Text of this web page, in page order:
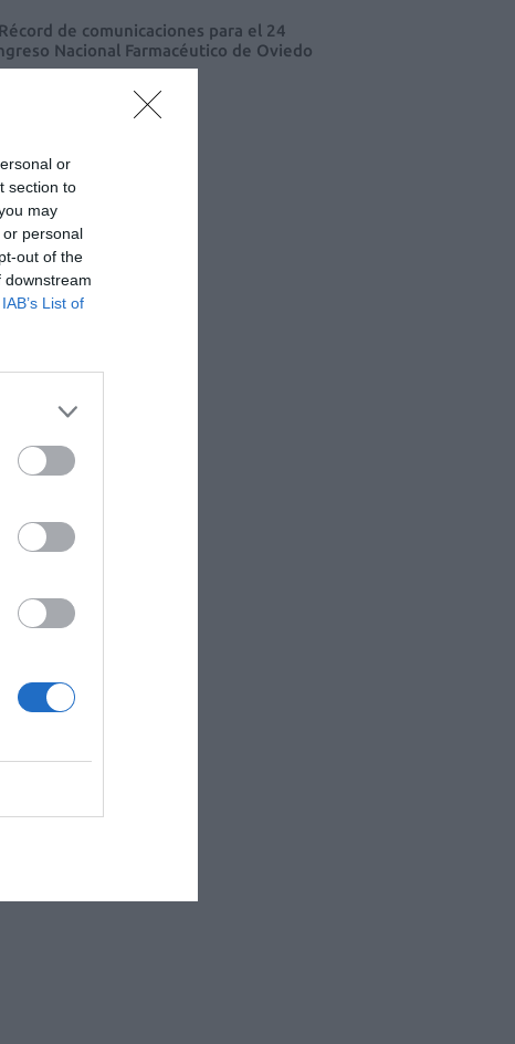
or
section to
may
personal
out of the
downstream
IAB’s List of
Récord de comunicaciones para el 24
Nacional Farmacéutico de Oviedo